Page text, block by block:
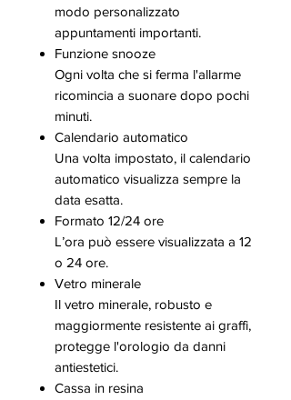
modo personalizzato
appuntamenti importanti.
Funzione snooze
Ogni volta che si ferma l'allarme
ricomincia a suonare dopo pochi
minuti.
Calendario automatico
Una volta impostato, il calendario
automatico visualizza sempre la
data esatta.
Formato 12/24 ore
L’ora può essere visualizzata a 12
o 24 ore.
Vetro minerale
Il vetro minerale, robusto e
maggiormente resistente ai graffi,
protegge l'orologio da danni
antiestetici.
Cassa in resina